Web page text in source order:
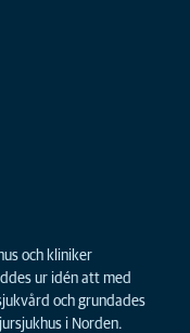
och kliniker
ur idén att med
och grundades
i Norden.